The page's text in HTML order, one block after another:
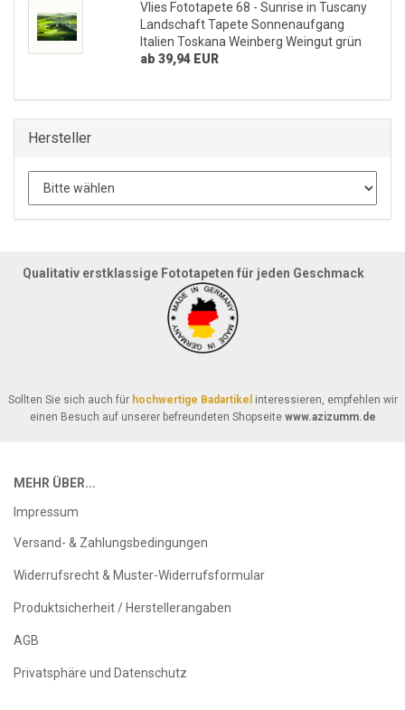
Vlies Fototapete 68 - Sunrise in Tuscany
Landschaft Tapete Sonnenaufgang
Italien Toskana Weinberg Weingut grün
ab 39,94 EUR
Hersteller
Qualitativ erstklassige Fototapeten für jeden Geschmack
Sollten Sie sich auch für hochwertige Badartikel interessieren, empfehlen wir
einen Besuch auf unserer befreundeten Shopseite www.azizumm.de
MEHR ÜBER...
Impressum
Versand- & Zahlungsbedingungen
Widerrufsrecht & Muster-Widerrufsformular
Produktsicherheit / Herstellerangaben
AGB
Privatsphäre und Datenschutz